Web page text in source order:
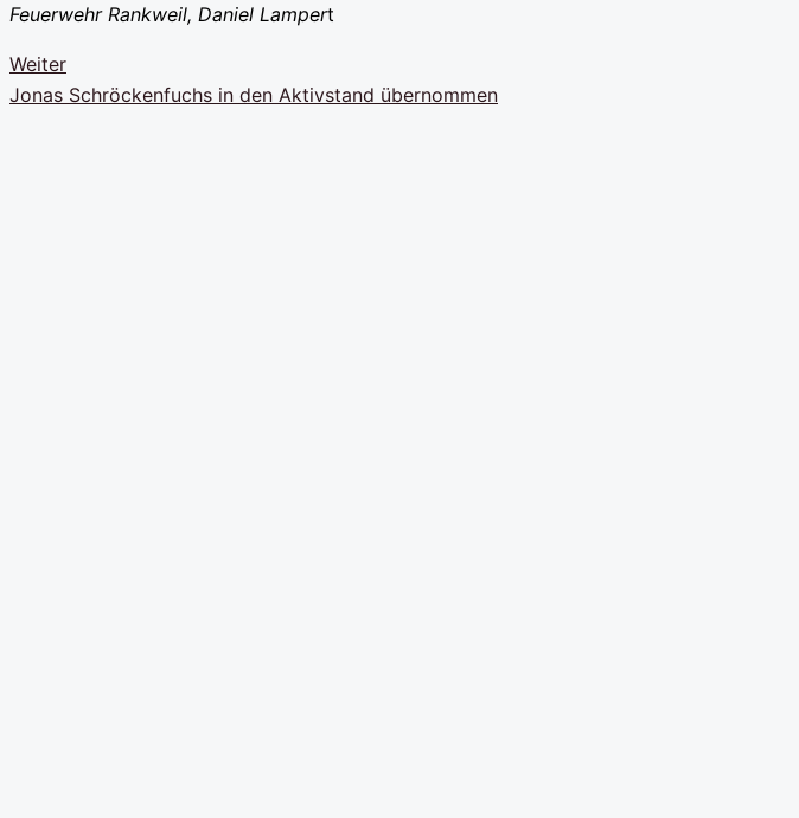
Feuerwehr Rankweil, Daniel Lampert
Weiter
Jonas Schröckenfuchs in den Aktivstand übernommen